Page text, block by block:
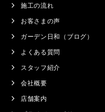
施工の流れ
お客さまの声
ガーデン日和（ブログ）
よくある質問
スタッフ紹介
会社概要
店舗案内